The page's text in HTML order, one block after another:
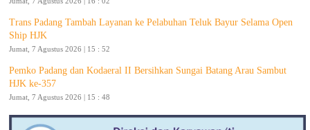
Trans Padang Tambah Layanan ke Pelabuhan Teluk Bayur Selama Open
Ship HJK
Jumat, 7 Agustus 2026 | 15 : 52
Pemko Padang dan Kodaeral II Bersihkan Sungai Batang Arau Sambut
HJK ke-357
Jumat, 7 Agustus 2026 | 15 : 48